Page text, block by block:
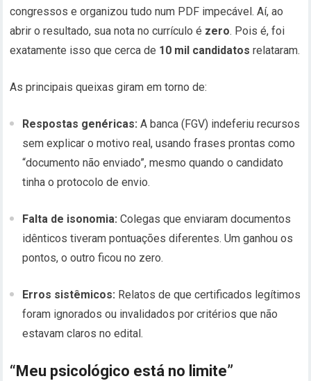
congressos e organizou tudo num PDF impecável. Aí, ao
abrir o resultado, sua nota no currículo é zero. Pois é, foi
exatamente isso que cerca de 10 mil candidatos relataram.
As principais queixas giram em torno de:
Respostas genéricas: A banca (FGV) indeferiu recursos
sem explicar o motivo real, usando frases prontas como
“documento não enviado”, mesmo quando o candidato
tinha o protocolo de envio.
Falta de isonomia: Colegas que enviaram documentos
idênticos tiveram pontuações diferentes. Um ganhou os
pontos, o outro ficou no zero.
Erros sistêmicos: Relatos de que certificados legítimos
foram ignorados ou invalidados por critérios que não
estavam claros no edital.
“Meu psicológico está no limite”